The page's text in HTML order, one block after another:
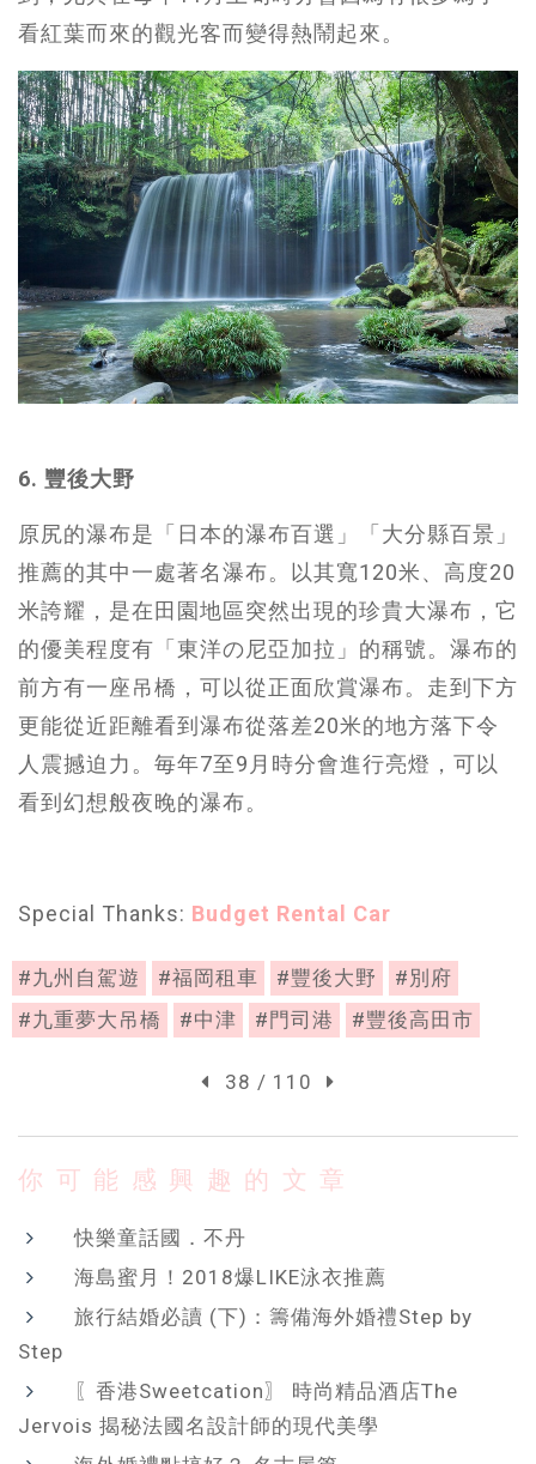
看紅葉而來的觀光客而變得熱鬧起來。
6. 豐後大野
原尻的瀑布是「日本的瀑布百選」「大分縣百景」
推薦的其中一處著名瀑布。以其寬120米、高度20
米誇耀，是在田園地區突然出現的珍貴大瀑布，它
的優美程度有「東洋の尼亞加拉」的稱號。瀑布的
前方有一座吊橋，可以從正面欣賞瀑布。走到下方
更能從近距離看到瀑布從落差20米的地方落下令
人震撼迫力。毎年7至9月時分會進行亮燈，可以
看到幻想般夜晚的瀑布。
Special Thanks: Budget Rental Car
#九州自駕遊 #福岡租車 #豐後大野
#別府
#九重夢大吊橋
#中津 #門司港 #豐後高田市
38 / 110
你可能感興趣的文章
快樂童話國．不丹
海島蜜月！2018爆LIKE泳衣推薦
旅行結婚必讀 (下)：籌備海外婚禮Step by
Step
〖香港Sweetcation〗 時尚精品酒店The
Jervois 揭秘法國名設計師的現代美學